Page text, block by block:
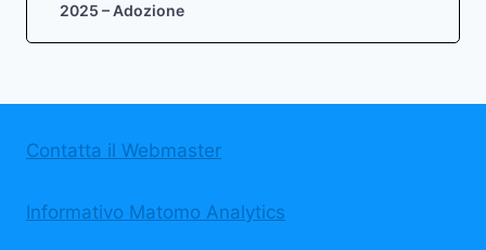
2025 – Adozione
Contatta il Webmaster
Informativo Matomo Analytics